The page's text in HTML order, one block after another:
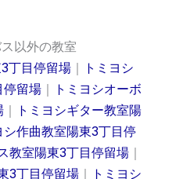
以外の教室
丁目停留場 ｜ トミヨシ
停留場 ｜ トミヨシオーボ
｜ トミヨシギター教室陽
シ作曲教室陽東3丁目停
教室陽東3丁目停留場 ｜
3丁目停留場 ｜ トミヨシ